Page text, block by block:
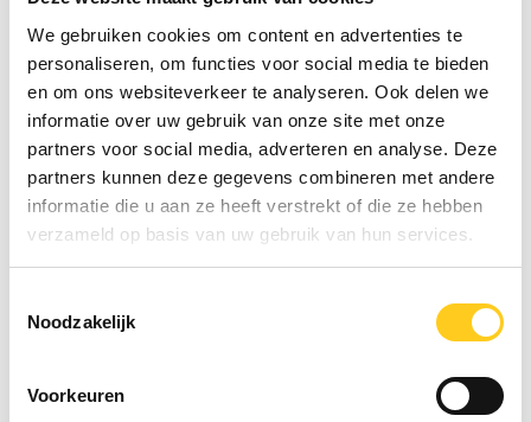
We gebruiken cookies om content en advertenties te
personaliseren, om functies voor social media te bieden
en om ons websiteverkeer te analyseren. Ook delen we
informatie over uw gebruik van onze site met onze
partners voor social media, adverteren en analyse. Deze
partners kunnen deze gegevens combineren met andere
informatie die u aan ze heeft verstrekt of die ze hebben
verzameld op basis van uw gebruik van hun services.
Noodzakelijk
Voorkeuren
oplossing wat mij betreft is een planning aan de
muur, lees: post-its met een duidelijke
omschrijving van de taak, geplakt in de juiste
kolom op de muur, met een eigen kleurtje
voor elke partij.
Belangrijk ‘detail’: die planning maak je samen
en het liefst vóórdat het project begint. Verder
samenwerkt; hoe communiceer je en wat doe
dan deze mooie muurplanning zegt? Hang die
afspraken naast de planning. Denk overigens